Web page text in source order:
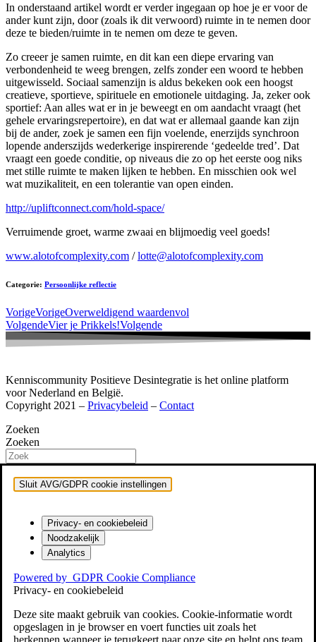
In onderstaand artikel wordt er verder ingegaan op hoe je er voor de
ander kunt zijn, door (zoals ik dit verwoord) ruimte in te nemen door
deze te bieden/ruimte in te nemen om deze te geven.
Zo creeer je samen ruimte, en dit kan een diepe ervaring van
verbondenheid te weeg brengen, zelfs zonder een woord te hebben
uitgewisseld. Sociaal samenzijn is aldus bekeken ook een hoogst
creatieve, sportieve, spirituele en emotionele uitdaging. Ja, zeker ook
sportief: Aan alles wat er in je beweegt en om aandacht vraagt (het
gehele ervaringsrepertoire), en dat wat er allemaal gaande kan zijn
bij de ander, zoek je samen een fijn voelende, enerzijds synchroon
lopende anderszijds wederkerige inspirerende ‘gedeelde tred’. Dat
vraagt een goede conditie, op niveaus die zo op het eerste oog niks
met stille ruimte te maken lijken te hebben. En misschien ook wel
wat muzikaliteit, en een tolerantie van open einden.
http://upliftconnect.com/hold-space/
Verruimende groet, warme zwaai en blijmoedig veel goeds!
www.alotofcomplexity.com /lotte@alotofcomplexity.com
Categorie: Persoonlijke reflectie
VorigeVorigeOverweldigend waardenvol
VolgendeVier je Prikkels!Volgende
Kenniscommunity Positieve Desintegratie is het online platform
voor Nederland en België.
Copyright 2021 – Privacybeleid – Contact
Zoeken
Zoeken
Sluit AVG/GDPR cookie instellingen
Privacy- en cookiebeleid
Noodzakelijk
Analytics
Powered by GDPR Cookie Compliance
Privacy- en cookiebeleid
Deze site maakt gebruik van cookies. Cookie-informatie wordt
opgeslagen in je browser en voert functies uit zoals het
herkennen wanneer je terugkeert naar onze site en helpt ons team